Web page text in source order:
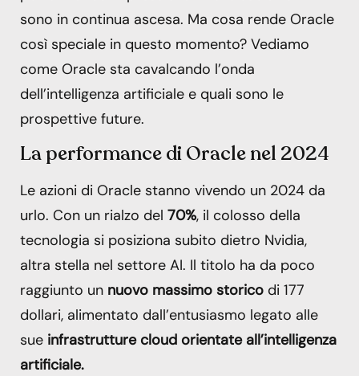
sono in continua ascesa. Ma cosa rende Oracle
così speciale in questo momento? Vediamo
come Oracle sta cavalcando l’onda
dell’intelligenza artificiale e quali sono le
prospettive future.
La performance di Oracle nel 2024
Le azioni di Oracle stanno vivendo un 2024 da
urlo. Con un rialzo del 70%, il colosso della
tecnologia si posiziona subito dietro Nvidia,
altra stella nel settore AI. Il titolo ha da poco
raggiunto un nuovo massimo storico di 177
dollari, alimentato dall’entusiasmo legato alle
sue infrastrutture cloud orientate all’intelligenza
artificiale.